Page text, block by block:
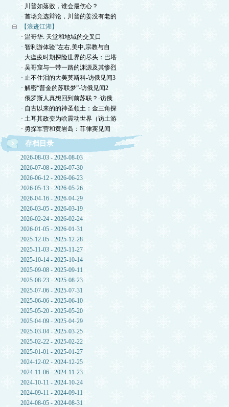
· 川普如落败，谁会最伤心？
· 首场竞选辩论，川普的姜没有老的
【浪迹江湖】
· 温哥华: 天堂和地域的交叉口
· 智利游体验”左右,美中,宗教与自
· 大瘟疫时期探险世界的尽头：巴塔
· 吴哥窟与一带一路的渊源及其惨烈
· 止不住泪的大美莫斯科-访俄见闻3
· 解密“普金的苏联梦”-访俄见闻2
· 俄罗斯人真想回到前苏联？-访俄
· 自古以来的的神圣领土：金三角探
· 土耳其政变为啥震动世界（访土游
· 勇探军营和黄岩岛：菲律宾见闻
存档目录
2026-08-03 - 2026-08-03
2026-07-08 - 2026-07-30
2026-06-12 - 2026-06-23
2026-05-13 - 2026-05-26
2026-04-16 - 2026-04-29
2026-03-05 - 2026-03-19
2026-02-24 - 2026-02-24
2026-01-05 - 2026-01-31
2025-12-05 - 2025-12-28
2025-11-03 - 2025-11-27
2025-10-14 - 2025-10-14
2025-09-08 - 2025-09-11
2025-08-23 - 2025-08-23
2025-07-06 - 2025-07-31
2025-06-06 - 2025-06-10
2025-05-20 - 2025-05-20
2025-04-09 - 2025-04-29
2025-03-04 - 2025-03-25
2025-02-22 - 2025-02-22
2025-01-01 - 2025-01-27
2024-12-02 - 2024-12-25
2024-11-06 - 2024-11-23
2024-10-11 - 2024-10-24
2024-09-11 - 2024-09-11
2024-08-05 - 2024-08-31